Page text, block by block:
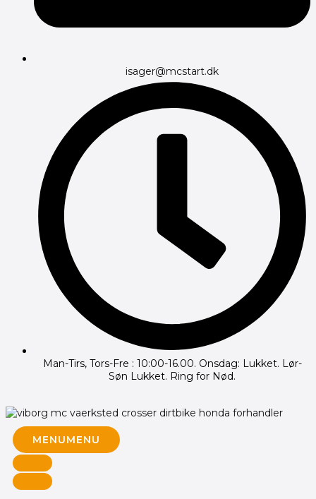
isager@mcstart.dk
Man-Tirs, Tors-Fre : 10:00-16.00. Onsdag: Lukket. Lør-
Søn Lukket. Ring for Nød.
MENUMENU